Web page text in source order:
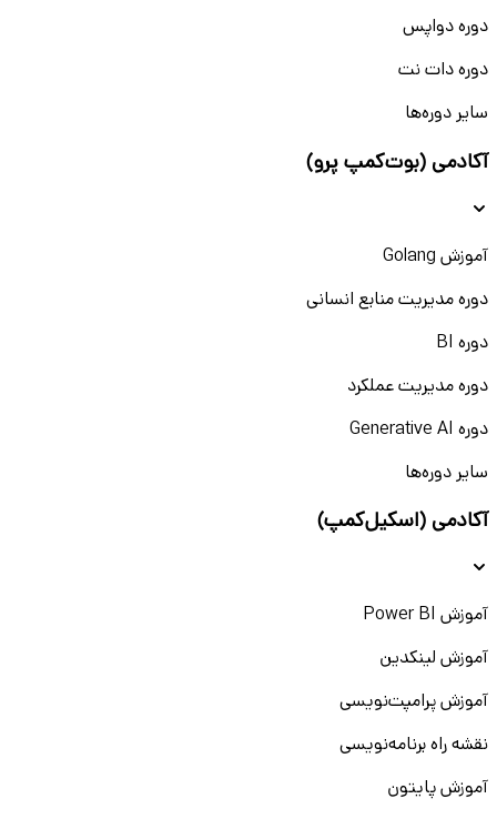
دوره دواپس
دوره دات نت
سایر دوره‌ها
آکادمی (بوت‌کمپ پرو)
آموزش Golang
دوره مدیریت منابع انسانی
دوره BI
دوره مدیریت عملکرد
دوره Generative AI
سایر دوره‌ها
آکادمی (اسکیل‌کمپ)
آموزش Power BI
آموزش لینکدین
آموزش پرامپت‌نویسی
نقشه راه برنامه‌نویسی
آموزش پایتون